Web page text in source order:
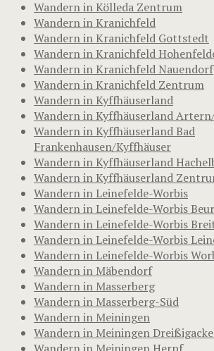
Wandern in Kölleda Zentrum
Wandern in Kranichfeld
Wandern in Kranichfeld Gottstedt
Wandern in Kranichfeld
Wandern in Kranichfeld Nauendorf
Wandern in Kranichfeld Zentrum
Wandern in Kyffhäuserland
Wandern in Kyffhäuserland
Wandern in Kyffhäuserland Bad
Frankenhausen/Kyffhäuser
Wandern in Kyffhäuserland
Wandern in Kyffhäuserland
Wandern in Leinefelde-Worbis
Wandern in Leinefelde-Worbis
Wandern in Leinefelde-Worbis
Wandern in Leinefelde-Worbis
Wandern in Leinefelde-Worbis
Wandern in Mäbendorf
Wandern in Masserberg
Wandern in Masserberg-Süd
Wandern in Meiningen
Wandern in Meiningen